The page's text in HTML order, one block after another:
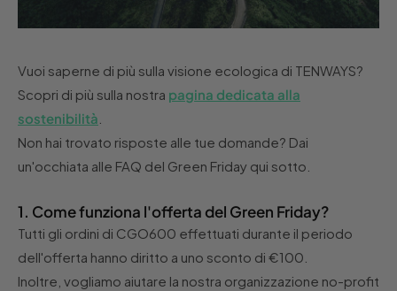
Vuoi saperne di più sulla visione ecologica di TENWAYS?
Scopri di più sulla nostra pagina dedicata alla
sostenibilità
Non hai trovato risposte alle tue domande? Dai
un'occhiata alle FAQ del Green Friday qui sotto.
1. Come funziona l'offerta del Green Friday?
Tutti gli ordini di CGO600 effettuati durante il periodo
dell'offerta hanno diritto a uno sconto di €100.
Inoltre, vogliamo aiutare la nostra organizzazione no-profit